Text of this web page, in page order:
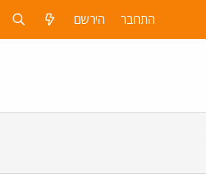
התחבר הירשם